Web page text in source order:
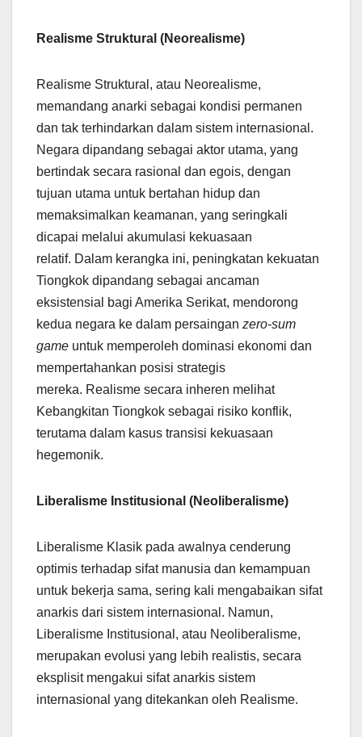
Realisme Struktural (Neorealisme)
Realisme Struktural, atau Neorealisme,
memandang anarki sebagai kondisi permanen
dan tak terhindarkan dalam sistem internasional.
Negara dipandang sebagai aktor utama, yang
bertindak secara rasional dan egois, dengan
tujuan utama untuk bertahan hidup dan
memaksimalkan keamanan, yang seringkali
dicapai melalui akumulasi kekuasaan
relatif. Dalam kerangka ini, peningkatan kekuatan
Tiongkok dipandang sebagai ancaman
eksistensial bagi Amerika Serikat, mendorong
kedua negara ke dalam persaingan zero-sum
game untuk memperoleh dominasi ekonomi dan
mempertahankan posisi strategis
mereka. Realisme secara inheren melihat
Kebangkitan Tiongkok sebagai risiko konflik,
terutama dalam kasus transisi kekuasaan
hegemonik.
Liberalisme Institusional (Neoliberalisme)
Liberalisme Klasik pada awalnya cenderung
optimis terhadap sifat manusia dan kemampuan
untuk bekerja sama, sering kali mengabaikan sifat
anarkis dari sistem internasional. Namun,
Liberalisme Institusional, atau Neoliberalisme,
merupakan evolusi yang lebih realistis, secara
eksplisit mengakui sifat anarkis sistem
internasional yang ditekankan oleh Realisme.